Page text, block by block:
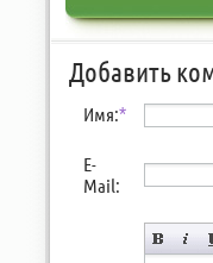
Добавить
Имя:*
E-
Mail: